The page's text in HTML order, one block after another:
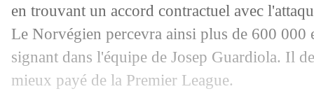
en trouvant un accord contractuel avec
Le Norvégien percevra ainsi plus de 600 000
signant dans l'équipe de Josep Guardiola. Il
mieux payé de la Premier League.
19/04 Man Utd: Ten Hag réclame Rüdiger
19/04 Milan: une enveloppe de 300 M€ cet
19/04 OM: Kamara, pas de rebondissement